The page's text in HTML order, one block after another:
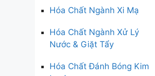
Hóa Chất Ngành Xi Mạ
Hóa Chất Ngành Xử Lý
Nước & Giặt Tẩy
Hóa Chất Đánh Bóng Kim